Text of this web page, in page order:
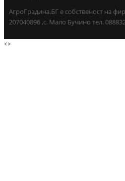
АгроГрадина.БГ е собственост на
207040896 ,с. Мало Бучино тел.
<>